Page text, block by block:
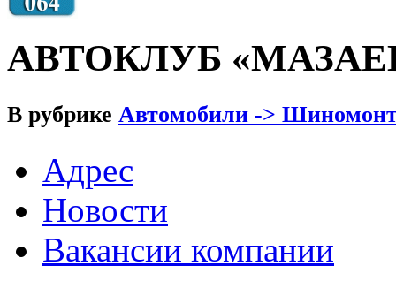
АВТОКЛУБ
В рубрике Автомобили ->
Адрес
Новости
Вакансии компании